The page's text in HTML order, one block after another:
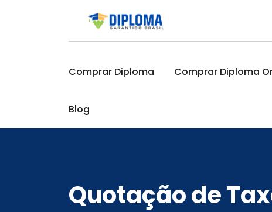
Comprar Diploma Comprar Diploma
Blog
Quotação de